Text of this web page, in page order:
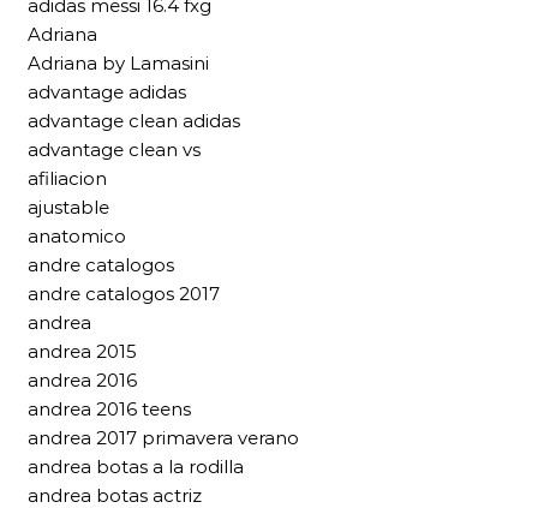
adidas messi 16.4 fxg
Adriana
Adriana by Lamasini
advantage adidas
advantage clean adidas
advantage clean vs
afiliacion
ajustable
anatomico
andre catalogos
andre catalogos 2017
andrea
andrea 2015
andrea 2016
andrea 2016 teens
andrea 2017 primavera verano
andrea botas a la rodilla
andrea botas actriz